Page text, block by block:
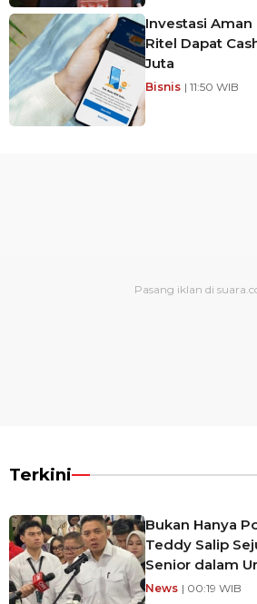
Investasi Aman
Ritel Dapat
Juta
Bisnis | 11:50 WIB
Terkini
Bukan Hanya
Teddy Salip
Senior dalam
News | 00:19 WIB